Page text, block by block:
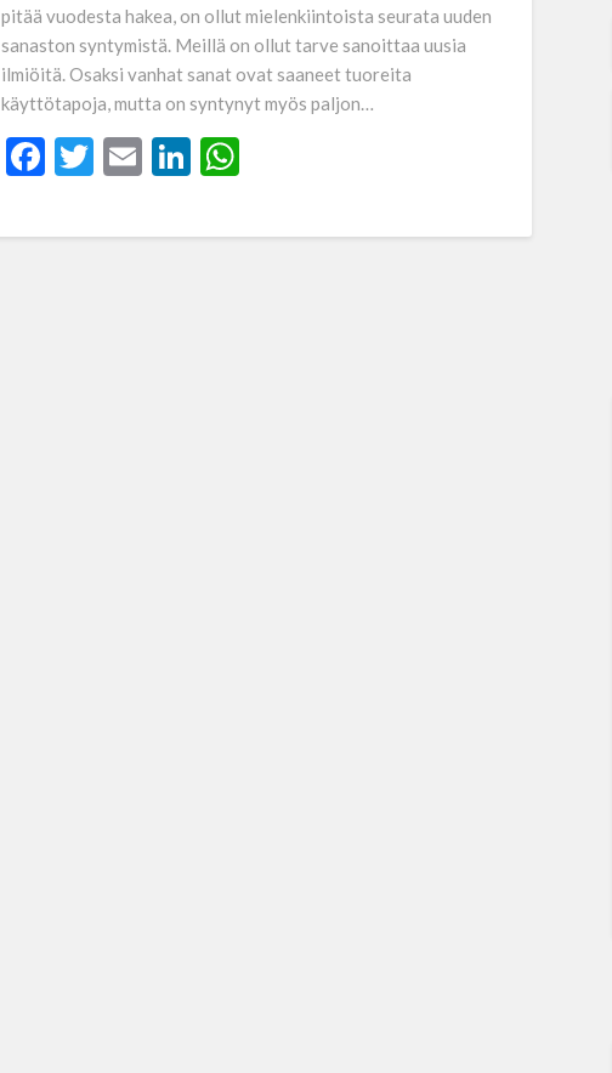
pitää vuodesta hakea, on ollut mielenkiintoista seurata uuden
sanaston syntymistä. Meillä on ollut tarve sanoittaa uusia
ilmiöitä. Osaksi vanhat sanat ovat saaneet tuoreita
käyttötapoja, mutta on syntynyt myös paljon…
Facebook
Twitter
EmailLinkedIn
WhatsApp